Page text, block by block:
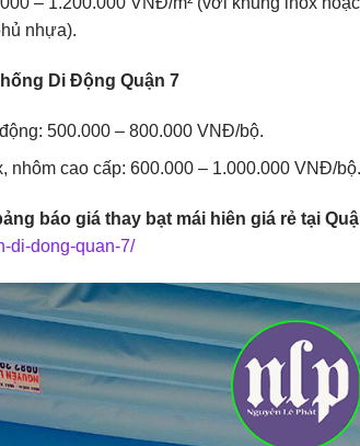
nhựa).
Di Động Quận 7
500.000 – 800.000 VNĐ/bộ.
nhôm cao cấp: 600.000 – 1.000.000 VNĐ/bộ.
báo giá thay bạt mái hiên giá rẻ tại
di-dong-quan-7/